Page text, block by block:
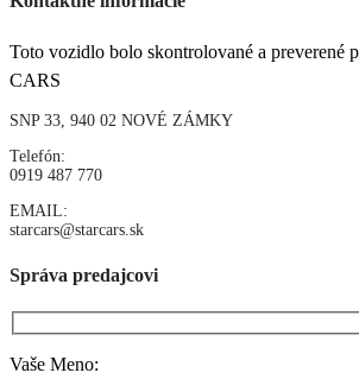
Toto vozidlo bolo skontrolované a preverené
CARS
SNP 33, 940 02 NOVÉ ZÁMKY
Telefón:
0919 487 770
EMAIL:
starcars@starcars.sk
Správa predajcovi
Vaše Meno: